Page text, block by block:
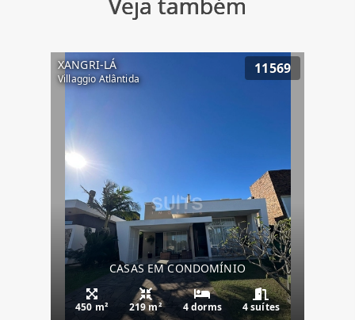
XANGRI-LÁ
Villaggio Atlântida
11569
CASAS EM CONDOMÍNIO
450 m² 219 m² 4 dorms 4 suítes